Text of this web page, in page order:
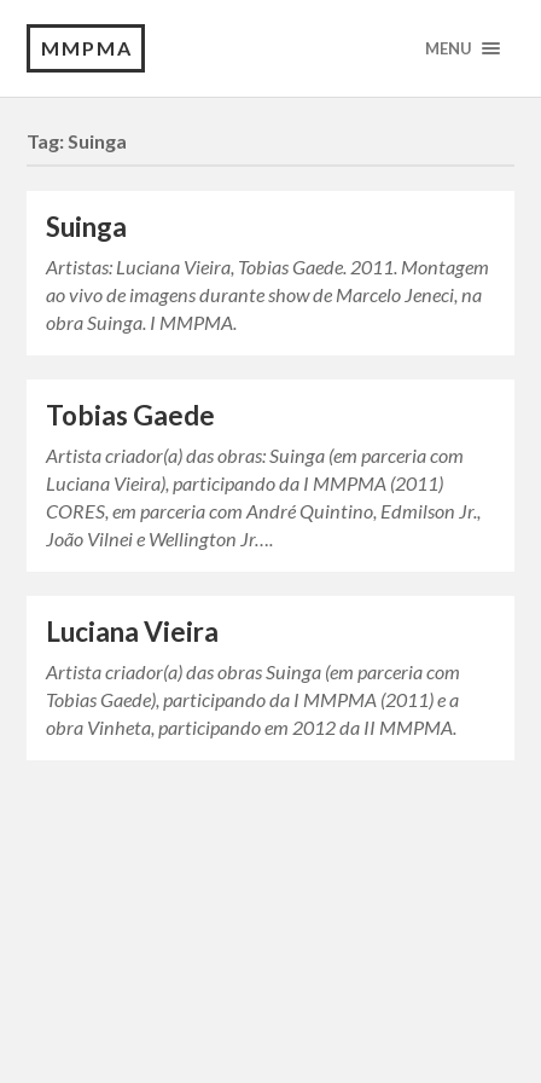
MMPMA MENU
Tag:Suinga
Suinga
Artistas: Luciana Vieira, Tobias Gaede. 2011. Montagem
ao vivo de imagens durante show de Marcelo Jeneci, na
obra Suinga. I MMPMA.
Tobias Gaede
Artista criador(a) das obras: Suinga (em parceria com
Luciana Vieira), participando da I MMPMA (2011)
CORES, em parceria com André Quintino, Edmilson Jr.,
João Vilnei e Wellington Jr….
Luciana Vieira
Artista criador(a) das obras Suinga (em parceria com
Tobias Gaede), participando da I MMPMA (2011) e a
obra Vinheta, participando em 2012 da II MMPMA.